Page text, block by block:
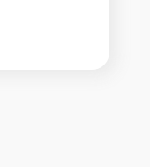
по телефону
удобное время и
Имама Шамиля, 71.